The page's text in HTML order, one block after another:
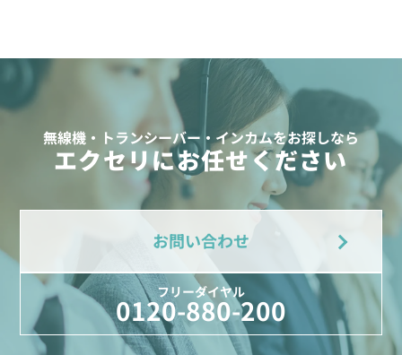
無線機・トランシーバー・インカムをお探しなら
エクセリにお任せください
お問い合わせ
フリーダイヤル
0120-880-200